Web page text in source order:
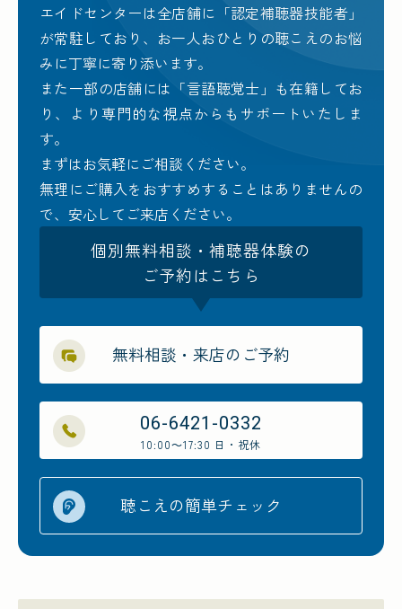
エイドセンターは全店舗に「認定補聴器技能者」
が常駐しており、お一人おひとりの聴こえのお悩
みに丁寧に寄り添います。
また一部の店舗には「言語聴覚士」も在籍してお
り、より専門的な視点からもサポートいたしま
す。
まずはお気軽にご相談ください。
無理にご購入をおすすめすることはありませんの
で、安心してご来店ください。
個別無料相談・補聴器体験の
ご予約はこちら
無料相談・来店のご予約
06-6421-0332
10:00～17:30 日・祝休
聴こえの簡単チェック